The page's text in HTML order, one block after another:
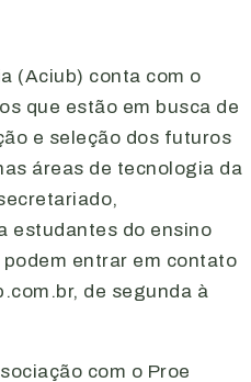
(Aciub) conta com o
que estão em busca de
e seleção dos futuros
áreas de tecnologia da
estudantes do ensino
entrar em contato
de segunda à
com o Proe